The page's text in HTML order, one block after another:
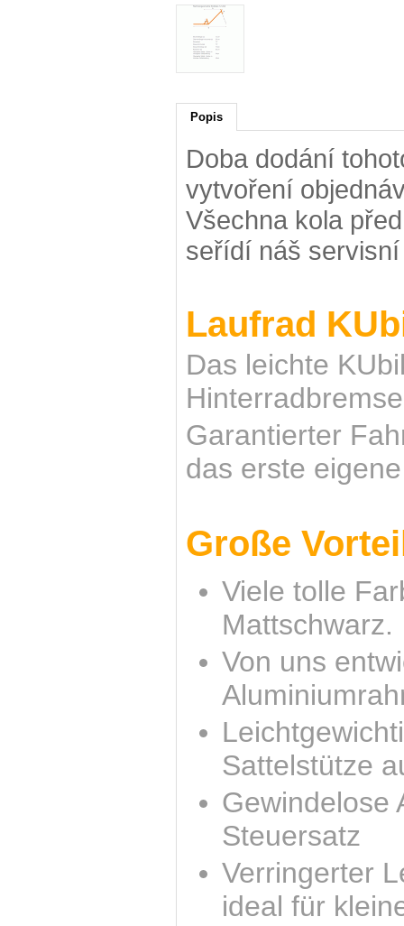
Popis
Doba dodání
vytvoření
Všechna kola
seřídí náš
Laufrad
Das leichte
Garantierter
das erste
Große
Viele tolle
Mattschwarz.
Von uns
Sattelstütze
Gewindelose
Steuersatz
Verringerter
ideal für